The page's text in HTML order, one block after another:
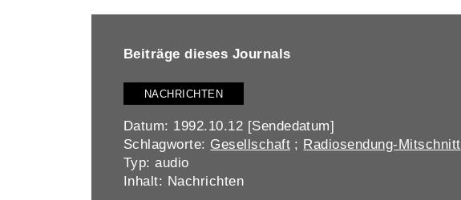
Beiträge dieses Journals
NACHRICHTEN
Datum: 1992.10.12 [Sendedatum]
Schlagworte: Gesellschaft ; Radiosendung-Mitschnitt
Typ: audio
Inhalt: Nachrichten